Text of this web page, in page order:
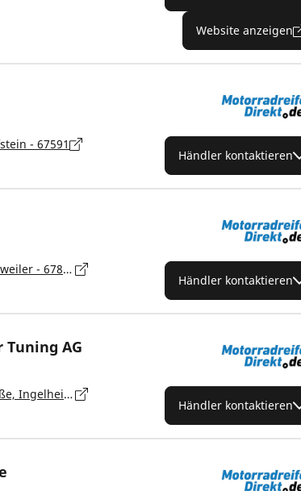
Website anzeigen
- 67591
Händler kontaktieren
19 Haupstrasse, Waldgrehweiler - 67822
Händler kontaktieren
Tuning AG
11 Heinrich - Wieland Straße, Ingelheim - 55218
Händler kontaktieren